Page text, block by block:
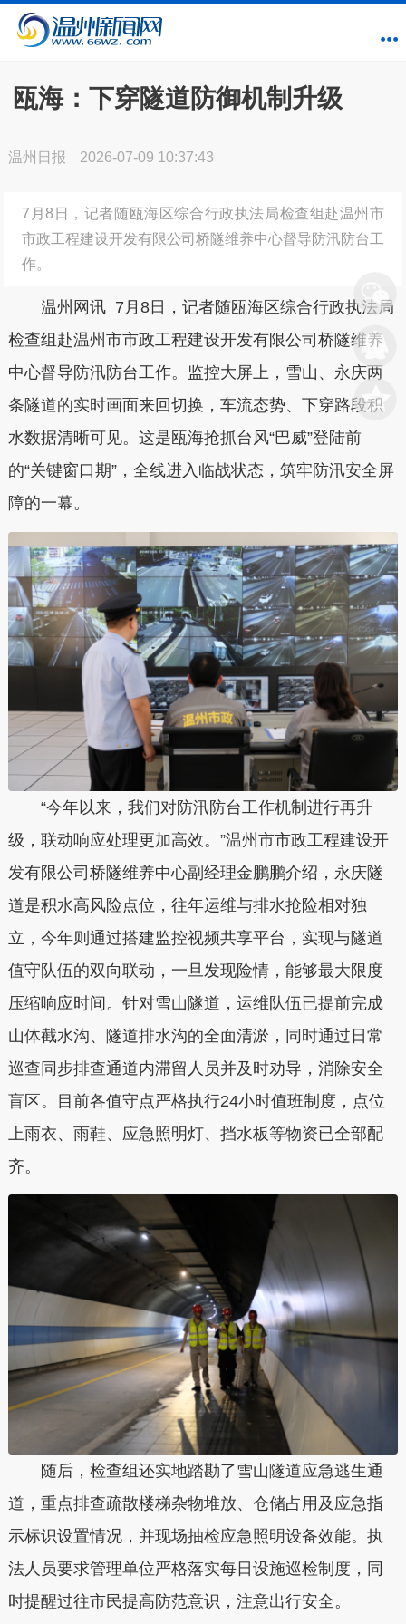
瓯海：下穿隧道防御机制升级
温州日报 2026-07-09 10:37:43
7月8日，记者随瓯海区综合行政执法局检查组赴温州市
市政工程建设开发有限公司桥隧维养中心督导防汛防台工
作。
温州网讯 7月8日，记者随瓯海区综合行政执法局
检查组赴温州市市政工程建设开发有限公司桥隧维养
中心督导防汛防台工作。监控大屏上，雪山、永庆两
条隧道的实时画面来回切换，车流态势、下穿路段积
水数据清晰可见。这是瓯海抢抓台风“巴威”登陆前
的“关键窗口期”，全线进入临战状态，筑牢防汛安全屏
障的一幕。
“今年以来，我们对防汛防台工作机制进行再升
级，联动响应处理更加高效。”温州市市政工程建设开
发有限公司桥隧维养中心副经理金鹏鹏介绍，永庆隧
道是积水高风险点位，往年运维与排水抢险相对独
立，今年则通过搭建监控视频共享平台，实现与隧道
值守队伍的双向联动，一旦发现险情，能够最大限度
压缩响应时间。针对雪山隧道，运维队伍已提前完成
山体截水沟、隧道排水沟的全面清淤，同时通过日常
巡查同步排查通道内滞留人员并及时劝导，消除安全
盲区。目前各值守点严格执行24小时值班制度，点位
上雨衣、雨鞋、应急照明灯、挡水板等物资已全部配
齐。
随后，检查组还实地踏勘了雪山隧道应急逃生通
道，重点排查疏散楼梯杂物堆放、仓储占用及应急指
示标识设置情况，并现场抽检应急照明设备效能。执
法人员要求管理单位严格落实每日设施巡检制度，同
时提醒过往市民提高防范意识，注意出行安全。